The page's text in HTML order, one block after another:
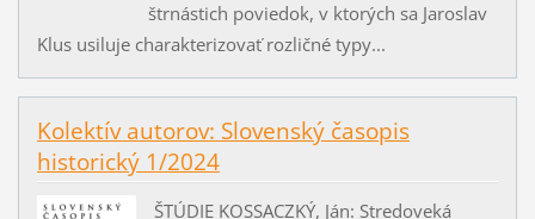
štrnástich poviedok, v ktorých sa Jaroslav
Klus usiluje charakterizovať rozličné typy...
Kolektív autorov: Slovenský časopis
historický 1/2024
ŠTÚDIE KOSSACZKÝ, Ján: Stredoveká